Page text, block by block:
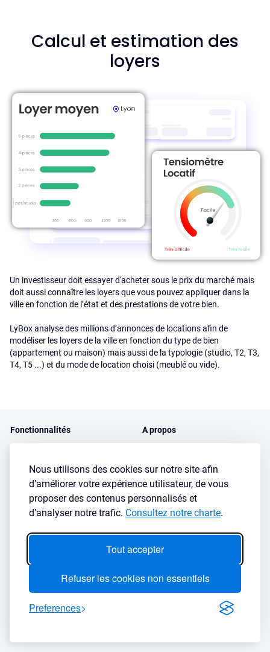
Nous utilisons des cookies sur notre site afin
d’améliorer votre expérience utilisateur, de vous
proposer des contenus personnalisés et
d’analyser notre trafic. Consultez notre charte.
Tout accepter
Refuser les cookies non essentiels
Preferences
Calcul et estimation des
loyers
Un investisseur doit essayer d'acheter sous le prix du marché mais
doit aussi connaître les loyers que vous pouvez appliquer dans la
ville en fonction de l’état et des prestations de votre bien.
LyBox analyse des millions d’annonces de locations afin de
modéliser les loyers de la ville en fonction du type de bien
(appartement ou maison) mais aussi de la typologie (studio, T2, T3,
T4, T5 ...) et du mode de location choisi (meublé ou vide).
Fonctionnalités
Simulateur d’investissement
locatif
Moteur de recherche immobilier
Analyse de ville
Offres professionnels
A propos
Avis client
Podcasts et Interviews
Presse
FAQ
Guides
Gestion locative